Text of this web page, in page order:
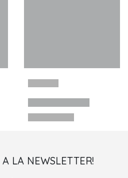
A LA NEWSLETTER!